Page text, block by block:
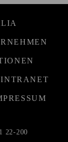
INTRANET
22-200